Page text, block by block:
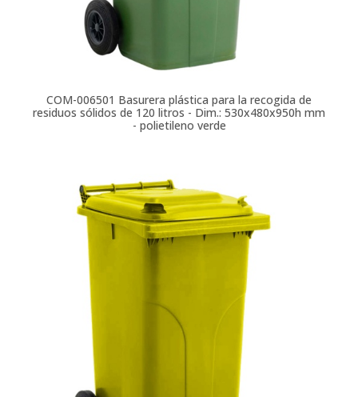
COM-006501 Basurera plástica para la recogida de
residuos sólidos de 120 litros - Dim.: 530x480x950h mm
- polietileno verde